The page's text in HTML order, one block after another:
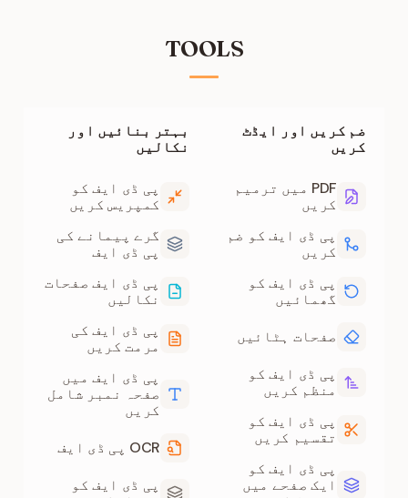
TOOLS
ضم کریں اور ایڈٹ
کریں
PDF میں ترمیم
کریں
پی ڈی ایف کو ضم
کریں
پی ڈی ایف کو
گھمائیں
صفحات ہٹائیں
پی ڈی ایف کو
منظم کریں
پی ڈی ایف کو
تقسیم کریں
پی ڈی ایف کو
ایک صفحے میں
بہتر بنائیں اور
نکالیں
پی ڈی ایف کو
کمپریس کریں
گرے پیمانے کی
پی ڈی ایف
پی ڈی ایف صفحات
نکالیں
پی ڈی ایف کی
مرمت کریں
پی ڈی ایف میں
صفحہ نمبر شامل
کریں
OCR پی ڈی ایف
پی ڈی ایف کو